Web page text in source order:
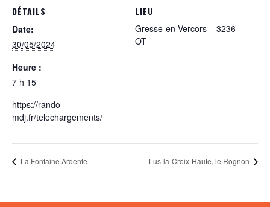
DÉTAILS
Date:
30/05/2024
Heure :
7 h 15
https://rando-
mdj.fr/telechargements/
LIEU
Gresse-en-Vercors – 3236
OT
La Fontaine Ardente Lus-la-Croix-Haute, le Rognon